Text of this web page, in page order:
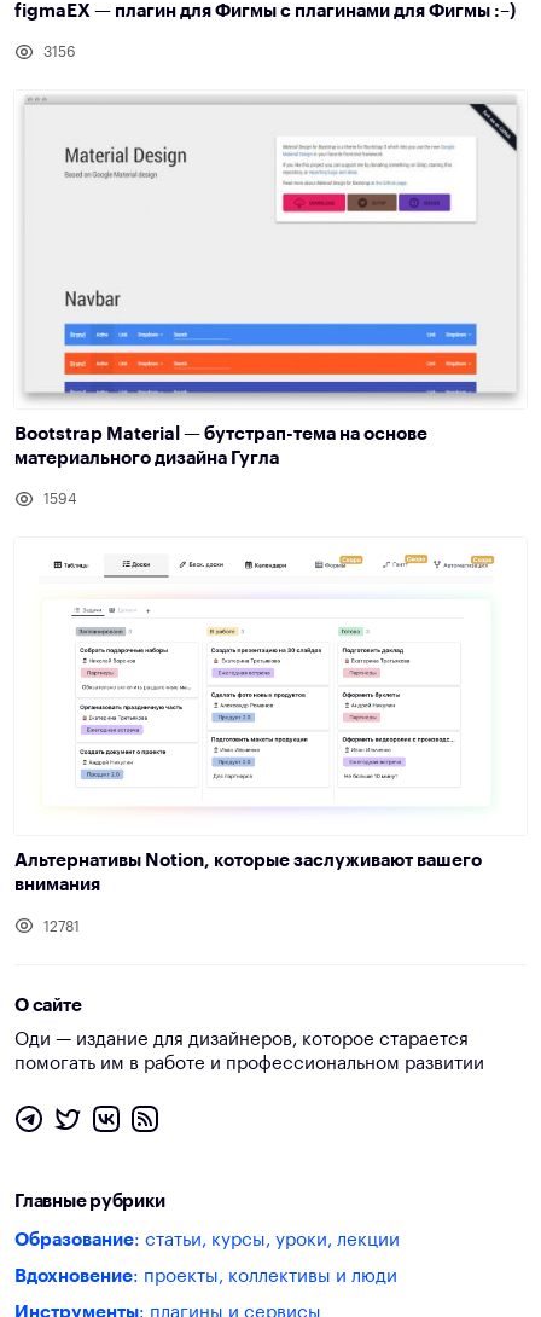
figmaEX — плагин для Фигмы с плагинами для Фигмы :–)
3156
Bootstrap Material — бутстрап-тема на основе
материального дизайна Гугла
1594
Альтернативы Notion, которые заслуживают вашего
внимания
12781
О сайте
Оди — издание для дизайнеров, которое старается
помогать им в работе и профессиональном развитии
Главные рубрики
Образование: статьи, курсы, уроки, лекции
Вдохновение: проекты, коллективы и люди
Инструменты: плагины и сервисы